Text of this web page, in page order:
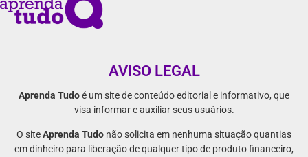
AVISO LEGAL
Aprenda Tudoé um site de conteúdo editorial e informativo, que
visa informar e auxiliar seus usuários.
O siteAprenda Tudo não solicita em nenhuma situação quantias
em dinheiro para liberação de qualquer tipo de produto financeiro,